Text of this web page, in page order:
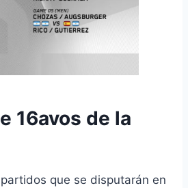
16avos de la
que se disputarán en